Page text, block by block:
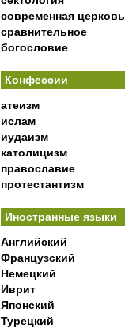
современная церковь
сравнительное
богословие
Конфессии
атеизм
ислам
иудаизм
католицизм
православие
протестантизм
Иностранные языки
Английский
Французский
Немецкий
Иврит
Японский
Турецкий